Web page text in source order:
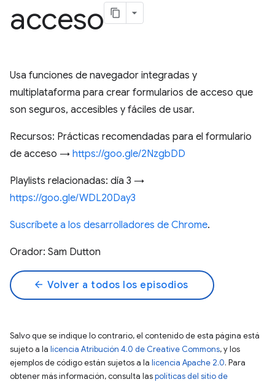
acceso
Usa funciones de navegador integradas y
multiplataforma para crear formularios de acceso que
son seguros, accesibles y fáciles de usar.
Recursos: Prácticas recomendadas para el formulario
de acceso → https://goo.gle/2NzgbDD
Playlists relacionadas: día 3 →
https://goo.gle/WDL20Day3
Suscríbete a los desarrolladores de Chrome.
Orador: Sam Dutton
arrow_back Volver a todos los episodios
Salvo que se indique lo contrario, el contenido de esta página está
sujeto a la licencia Atribución 4.0 de Creative Commons, y los
ejemplos de código están sujetos a la licencia Apache 2.0. Para
obtener más información, consulta laspolíticas del sitio de